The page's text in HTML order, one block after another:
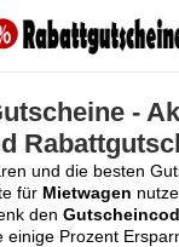
-
und die besten
für Mietwagen
den
einige Prozent